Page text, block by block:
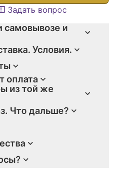
Задать вопрос
самовывозе и
Условия.
оплата
из той же
Что дальше?